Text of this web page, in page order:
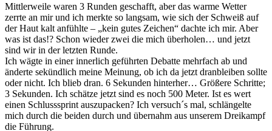
Mittlerweile waren 3 Runden geschafft, aber das warme Wetter
zerrte an mir und ich merkte so langsam, wie sich der Schweiß auf
der Haut kalt anfühlte – „kein gutes Zeichen“ dachte ich mir. Aber
was ist das!? Schon wieder zwei die mich überholen… und jetzt
sind wir in der letzten Runde.
Ich wägte in einer innerlich geführten Debatte mehrfach ab und
änderte sekündlich meine Meinung, ob ich da jetzt dranbleiben sollte
oder nicht. Ich blieb dran. 6 Sekunden hinterher… Größere Schritte;
3 Sekunden. Ich schätze jetzt sind es noch 500 Meter. Ist es wert
einen Schlusssprint auszupacken? Ich versuch´s mal, schlängelte
mich durch die beiden durch und übernahm aus unserem Dreikampf
die Führung.